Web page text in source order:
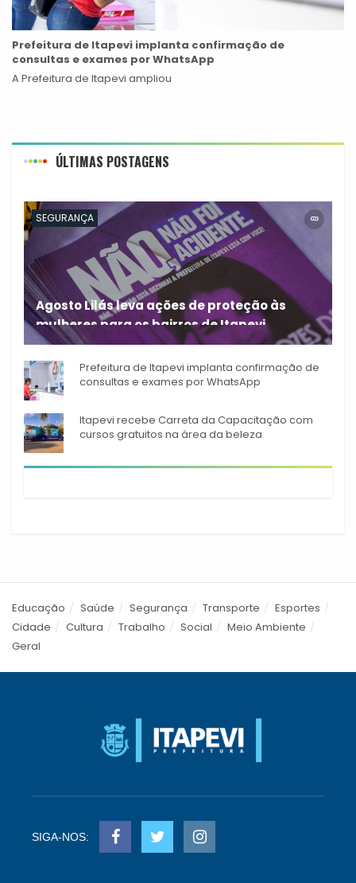
Prefeitura de Itapevi implanta confirmação de
consultas e exames por WhatsApp
A Prefeitura de Itapevi ampliou
ÚLTIMAS POSTAGENS
SEGURANÇA
Agosto Lilás leva ações de proteção às
mulheres para os bairros de Itapevi
Durante o mês de agosto,
Prefeitura de Itapevi implanta confirmação de
consultas e exames por WhatsApp
Itapevi recebe Carreta da Capacitação com
cursos gratuitos na área da beleza
Educação Saúde Segurança Transporte
Esportes
Cidade
Cultura Trabalho Social
Meio Ambiente
Geral
SIGA-NOS: